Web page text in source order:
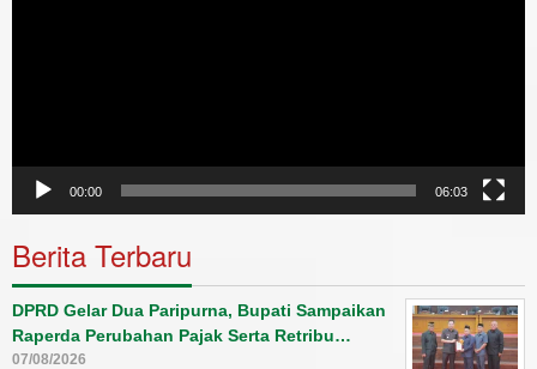
00:00 06:03
Berita Terbaru
DPRD Gelar Dua Paripurna, Bupati Sampaikan
Raperda Perubahan Pajak Serta Retribu…
07/08/2026